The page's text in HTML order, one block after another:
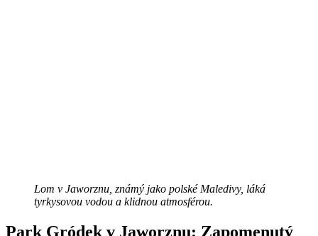
Lom v Jaworznu, známý jako polské Maledivy, láká
tyrkysovou vodou a klidnou atmosférou.
Park Gródek v Jaworznu: Zapomenutý